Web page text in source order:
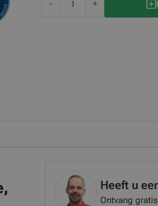
- +
Heeft u
Ontvang